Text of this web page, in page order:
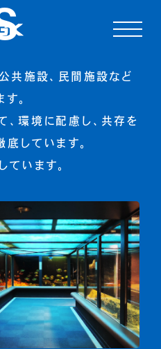
共施設、民間施設など
。
環境に配慮し、共存を
しています。
います。